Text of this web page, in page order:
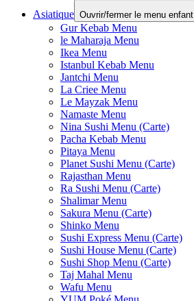
Asiatique Ouvrir/fermer le menu enfant
Gur Kebab Menu
le Maharaja Menu
Ikea Menu
Istanbul Kebab Menu
Jantchi Menu
La Criee Menu
Le Mayzak Menu
Namaste Menu
Nina Sushi Menu (Carte)
Pacha Kebab Menu
Pitaya Menu
Planet Sushi Menu (Carte)
Rajasthan Menu
Ra Sushi Menu (Carte)
Shalimar Menu
Sakura Menu (Carte)
Shinko Menu
Sushi Express Menu (Carte)
Sushi House Menu (Carte)
Sushi Shop Menu (Carte)
Taj Mahal Menu
Wafu Menu